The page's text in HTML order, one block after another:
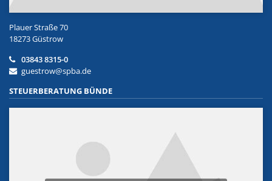
Plauer Straße 70
18273 Güstrow
03843 8315-0
guestrow@spba.de
STEUERBERATUNG BÜNDE